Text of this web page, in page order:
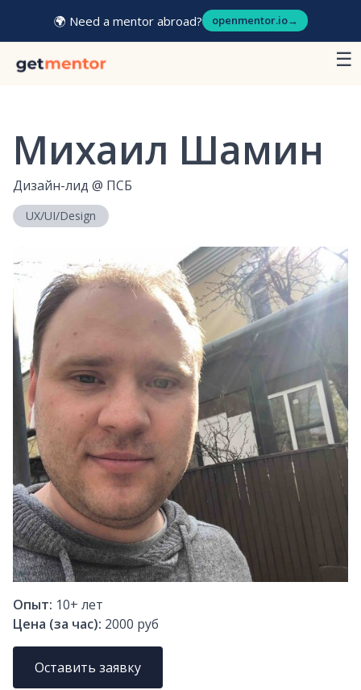
🌍 Need a mentor abroad? openmentor.io→
☰
Михаил Шамин
Дизайн-лид @ ПСБ
UX/UI/Design
Опыт: 10+ лет
Цена (за час): 2000 руб
Оставить заявку